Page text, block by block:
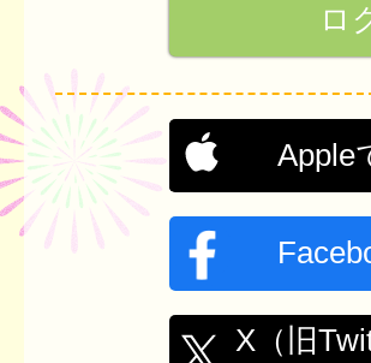
Apple
X（旧